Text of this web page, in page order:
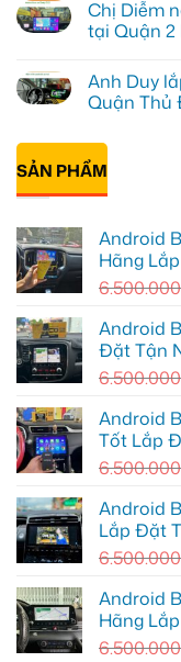
Hóc
Môn
để
xe
thoải
mái
box
xe
Geely
tại
Quận
7
bản
đồ,
YouTube
bình
luận
ở
lắp
Android
Box
Quận
Bình
Thạnh
để
zin
thành
thông
minh
Chị Diễm
tại Quận
bình
luận
ở
nâng
cấp
Android
box
EX2
tại
Quận
biến
zin
thành
Smart
Anh Duy
Quận Thủ
có
luận
ở
Anh
màn
hình
Android
hơi
Quận
Thủ
Đức
Toyota
SẢN PHẨM
Android
Hãng
6.500.000
Android
Đặt Tận
6.500.000
Android
Tốt Lắp
6.500.000
Android
Lắp Đặt
6.500.000
Android
Hãng
6.500.000